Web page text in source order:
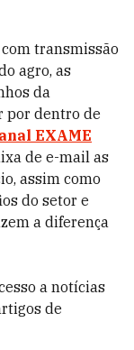
transmissão
agro, as
da
por dentro de
EXAME
de e-mail as
assim como
do setor e
a diferença
a notícias
de